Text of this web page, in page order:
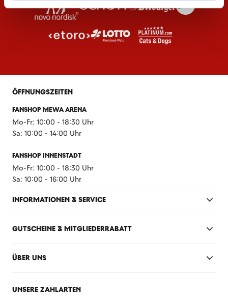
ÖFFNUNGSZEITEN
FANSHOP MEWA ARENA
Mo-Fr: 10:00 - 18:30 Uhr
Sa: 10:00 - 14:00 Uhr
FANSHOP INNENSTADT
Mo-Fr: 10:00 - 18:30 Uhr
Sa: 10:00 - 16:00 Uhr
INFORMATIONEN & SERVICE
GUTSCHEINE & MITGLIEDERRABATT
ÜBER UNS
UNSERE ZAHLARTEN